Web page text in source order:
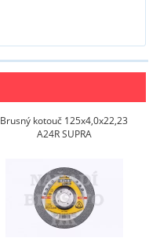
Brusný kotouč 125x4,0x22,23
A24R SUPRA